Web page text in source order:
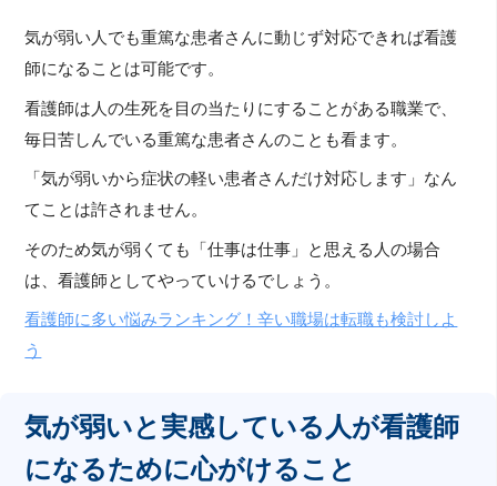
気が弱い人でも重篤な患者さんに動じず対応できれば看護
師になることは可能です。
看護師は人の生死を目の当たりにすることがある職業で、
毎日苦しんでいる重篤な患者さんのことも看ます。
「気が弱いから症状の軽い患者さんだけ対応します」なん
てことは許されません。
そのため気が弱くても「仕事は仕事」と思える人の場合
は、看護師としてやっていけるでしょう。
看護師に多い悩みランキング！辛い職場は転職も検討しよ
う
気が弱いと実感している人が看護師
になるために心がけること